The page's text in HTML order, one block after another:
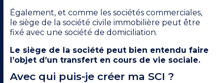
Également, et comme les sociétés commerciales,
le siège de la société civile immobilière peut être
fixé avec une société de domiciliation.
Le siège de la société peut bien entendu faire
l’objet d’un transfert en cours de vie sociale.
Avec qui puis-je créer ma SCI ?